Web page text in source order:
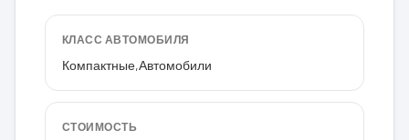
КЛАСС АВТОМОБИЛЯ
Компактные,Автомобили
СТОИМОСТЬ